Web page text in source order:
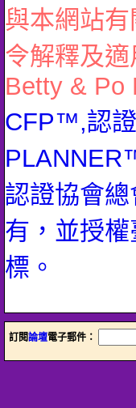
與本網站
令解釋及適
Betty & Po
CFP™,認
認證協會
有，並授
標。
訂閱論壇電子郵件：